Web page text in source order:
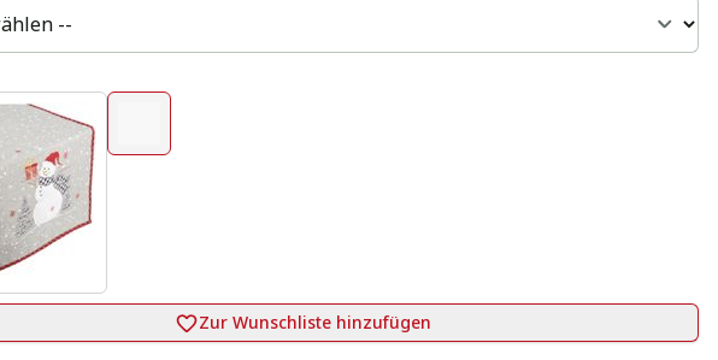
Zur Wunschliste hinzufügen